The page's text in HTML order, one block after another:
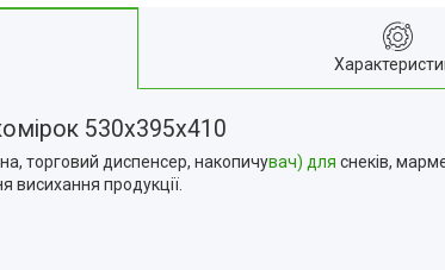
530х395х410
торговий диспенсер, накопичувач) для снеків,
висихання продукції.